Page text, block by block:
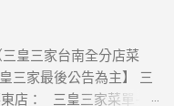
eSIM 功能。 ●不支援鎖
客製機、網路分享器、
注意事項 1.本優惠不得
數量以各門市實際可販
皇三家台南全分店菜
三家最後公告為主】 三
店： 三皇三家菜單-台